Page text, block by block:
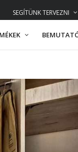
SEGÍTÜNK TERVEZNI